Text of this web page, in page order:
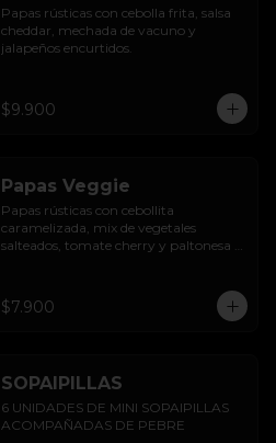
Papas rústicas con cebolla frita, salsa
cheddar, mechada de vacuno y
jalapeños encurtidos.
$9.900
Papas Veggie
Papas rústicas con cebollita
caramelizada, mix de vegetales
salteados, tomate cherry y paltonesa
$7.900
SOPAIPILLAS
6 UNIDADES DE MINI SOPAIPILLAS
ACOMPAÑADAS DE PEBRE